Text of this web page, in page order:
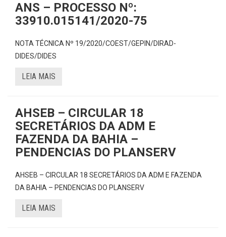
ANS – PROCESSO Nº:
33910.015141/2020-75
NOTA TÉCNICA Nº 19/2020/COEST/GEPIN/DIRAD-
DIDES/DIDES
LEIA MAIS
AHSEB – CIRCULAR 18
SECRETÁRIOS DA ADM E
FAZENDA DA BAHIA –
PENDENCIAS DO PLANSERV
AHSEB – CIRCULAR 18 SECRETÁRIOS DA ADM E FAZENDA
DA BAHIA – PENDENCIAS DO PLANSERV
LEIA MAIS